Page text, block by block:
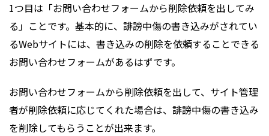
1つ目は「お問い合わせフォームから削除依頼を出してみ
る」ことです。基本的に、誹謗中傷の書き込みがされてい
るWebサイトには、書き込みの削除を依頼することできる
お問い合わせフォームがあるはずです。
お問い合わせフォームから削除依頼を出して、サイト管理
者が削除依頼に応じてくれた場合は、誹謗中傷の書き込み
を削除してもらうことが出来ます。